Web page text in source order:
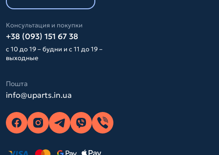
Консультация и покупки
+38 (093) 151 67 38
с 10 до 19 – будни и с 11 до 19 –
выходные
Пошта
info@uparts.in.ua